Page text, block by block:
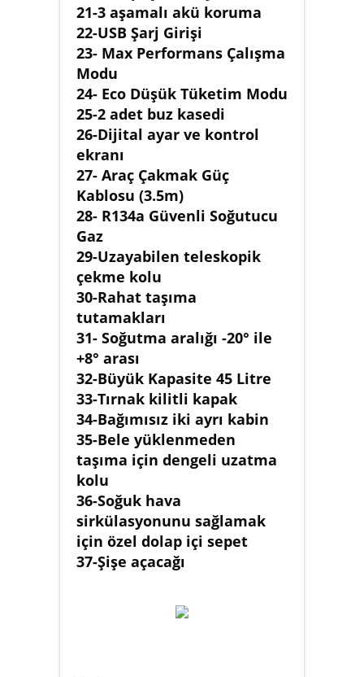
21-3 aşamalı akü koruma
22-USB Şarj Girişi
23- Max Performans Çalışma
Modu
24- Eco Düşük Tüketim Modu
25-2 adet buz kasedi
26-Dijital ayar ve kontrol
ekranı
27- Araç Çakmak Güç
Kablosu (3.5m)
28- R134a Güvenli Soğutucu
Gaz
29-Uzayabilen teleskopik
çekme kolu
30-Rahat taşıma
tutamakları
31- Soğutma aralığı -20° ile
+8° arası
32-Büyük Kapasite 45 Litre
33-Tırnak kilitli kapak
34-Bağımısız iki ayrı kabin
35-Bele yüklenmeden
taşıma için dengeli uzatma
kolu
36-Soğuk hava
sirkülasyonunu sağlamak
için özel dolap içi sepet
37-Şişe açacağı